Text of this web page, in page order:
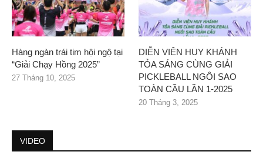
Hàng ngàn trái tim hội ngộ tại
“Giải Chạy Hồng 2025”
27 Tháng 10, 2025
DIỄN VIÊN HUY KHÁNH
TỎA SÁNG CÙNG GIẢI
PICKLEBALL NGÔI SAO
TOÀN CẦU LẦN 1-2025
20 Tháng 3, 2025
VIDEO